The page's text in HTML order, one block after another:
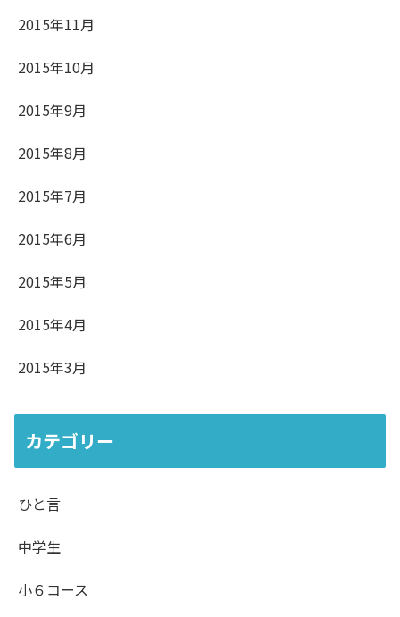
2015年11月
2015年10月
2015年9月
2015年8月
2015年7月
2015年6月
2015年5月
2015年4月
2015年3月
カテゴリー
ひと言
中学生
小６コース